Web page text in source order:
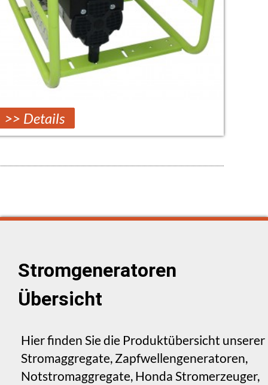
>> Details
Stromgeneratoren
Übersicht
Hier finden Sie die Produktübersicht unserer
Stromaggregate, Zapfwellengeneratoren,
Notstromaggregate, Honda Stromerzeuger,